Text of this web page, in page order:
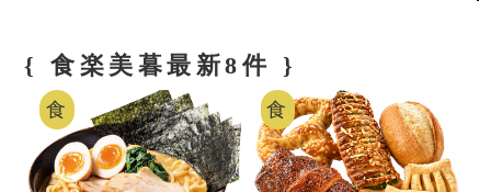
{ 食楽美暮最新8件 }
食 食